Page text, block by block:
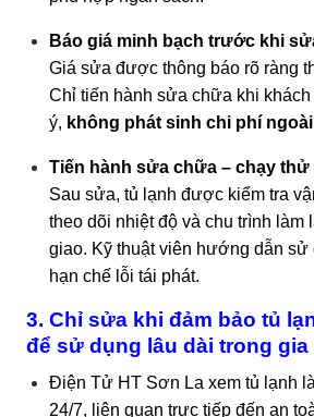
Báo giá minh bạch trước khi
Giá sửa được thông báo rõ ràng
Chỉ tiến hành sửa chữa khi khách
ý, không phát sinh chi phí
Tiến hành sửa chữa – chạy thử
Sau sửa, tủ lạnh được kiểm tra
theo dõi nhiệt độ và chu trình làm
giao. Kỹ thuật viên hướng dẫn sử
hạn chế lỗi tái phát.
3. Chỉ sửa khi đảm bảo tủ
để sử dụng lâu dài trong gia
Điện Tử HT Sơn La xem tủ lạnh
24/7, liên quan trực tiếp đến an